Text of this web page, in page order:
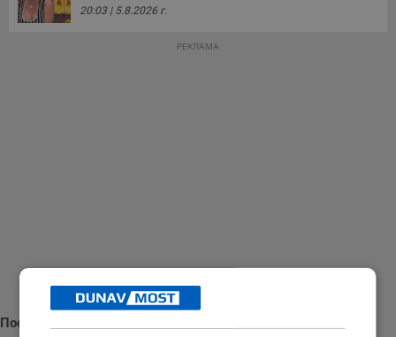
20:03 | 5.8.2026 г.
РЕКЛАМА
Последни новини